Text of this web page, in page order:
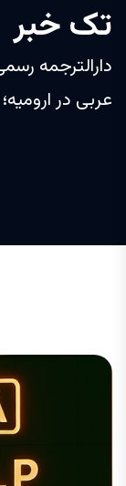
تک خبر
دارالترجمه
عربی در